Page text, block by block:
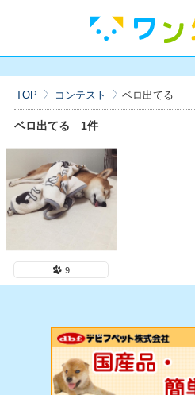
TOP コンテスト ベロ出てる
ベロ出てる 1件
9